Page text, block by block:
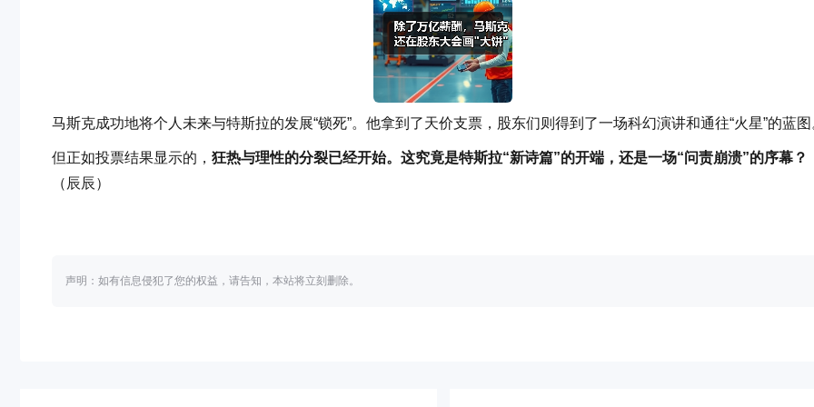
马斯克成功地将个人未来与特斯拉的发展“锁死”。他拿到了天价支票，股东们则得到了一场科幻演讲和通往“火星”的蓝
但正如投票结果显示的， 狂热与理性的分裂已经开始。这究竟是特斯拉“新诗篇”的开端，还是一场“问责崩溃”的序幕？
（辰辰）
声明：如有信息侵犯了您的权益，请告知，本站将立刻删除。